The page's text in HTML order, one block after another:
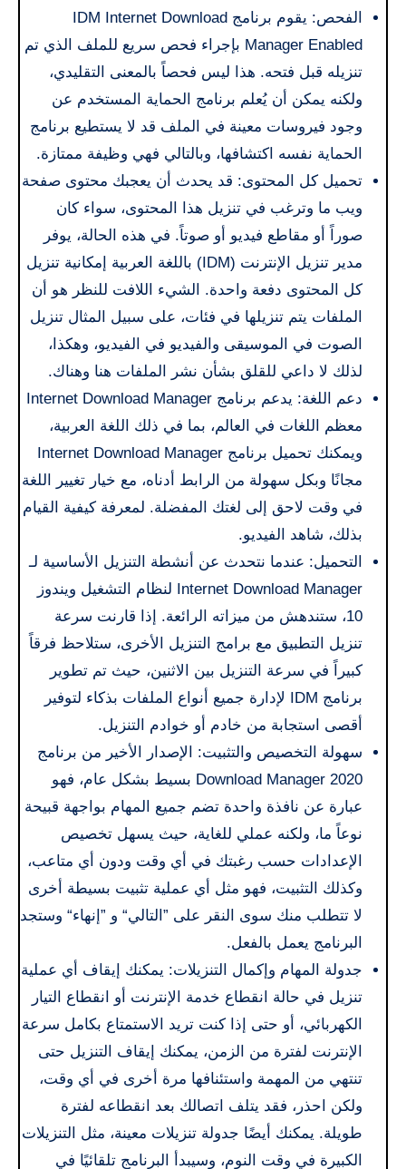
الفحص: يقوم برنامج IDM Internet Download
Manager Enabled بإجراء فحص سريع للملف الذي تم
تنزيله قبل فتحه. هذا ليس فحصاً بالمعنى التقليدي،
ولكنه يمكن أن يُعلم برنامج الحماية المستخدم عن
وجود فيروسات معينة في الملف قد لا يستطيع برنامج
الحماية نفسه اكتشافها، وبالتالي فهي وظيفة ممتازة.
تحميل كل المحتوى: قد يحدث أن يعجبك محتوى صفحة
ويب ما وترغب في تنزيل هذا المحتوى، سواء كان
صوراً أو مقاطع فيديو أو صوتاً. في هذه الحالة، يوفر
مدير تنزيل الإنترنت (IDM) باللغة العربية إمكانية تنزيل
كل المحتوى دفعة واحدة. الشيء اللافت للنظر هو أن
الملفات يتم تنزيلها في فئات، على سبيل المثال تنزيل
الصوت في الموسيقى والفيديو في الفيديو، وهكذا،
لذلك لا داعي للقلق بشأن نشر الملفات هنا وهناك.
دعم اللغة: يدعم برنامج Internet Download Manager
معظم اللغات في العالم، بما في ذلك اللغة العربية،
ويمكنك تحميل برنامج Internet Download Manager
مجانًا وبكل سهولة من الرابط أدناه، مع خيار تغيير اللغة
في وقت لاحق إلى لغتك المفضلة. لمعرفة كيفية القيام
بذلك، شاهد الفيديو.
التحميل: عندما نتحدث عن أنشطة التنزيل الأساسية لـ
Internet Download Manager لنظام التشغيل ويندوز
10، ستندهش من ميزاته الرائعة. إذا قارنت سرعة
تنزيل التطبيق مع برامج التنزيل الأخرى، ستلاحظ فرقاً
كبيراً في سرعة التنزيل بين الاثنين، حيث تم تطوير
برنامج IDM لإدارة جميع أنواع الملفات بذكاء لتوفير
أقصى استجابة من خادم أو خوادم التنزيل.
سهولة التخصيص والتثبيت: الإصدار الأخير من برنامج
Download Manager 2020 بسيط بشكل عام، فهو
عبارة عن نافذة واحدة تضم جميع المهام بواجهة قبيحة
نوعاً ما، ولكنه عملي للغاية، حيث يسهل تخصيص
الإعدادات حسب رغبتك في أي وقت ودون أي متاعب،
وكذلك التثبيت، فهو مثل أي عملية تثبيت بسيطة أخرى
لا تتطلب منك سوى النقر على ”التالي“ و ”إنهاء“ وستجد
البرنامج يعمل بالفعل.
جدولة المهام وإكمال التنزيلات: يمكنك إيقاف أي عملية
تنزيل في حالة انقطاع خدمة الإنترنت أو انقطاع التيار
الكهربائي، أو حتى إذا كنت تريد الاستمتاع بكامل سرعة
الإنترنت لفترة من الزمن، يمكنك إيقاف التنزيل حتى
تنتهي من المهمة واستئنافها مرة أخرى في أي وقت،
ولكن احذر، فقد يتلف اتصالك بعد انقطاعه لفترة
طويلة. يمكنك أيضًا جدولة تنزيلات معينة، مثل التنزيلات
الكبيرة في وقت النوم، وسيبدأ البرنامج تلقائيًا في